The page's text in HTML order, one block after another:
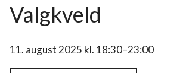
Valgkveld
11. august 2025 kl. 18:30–23:00